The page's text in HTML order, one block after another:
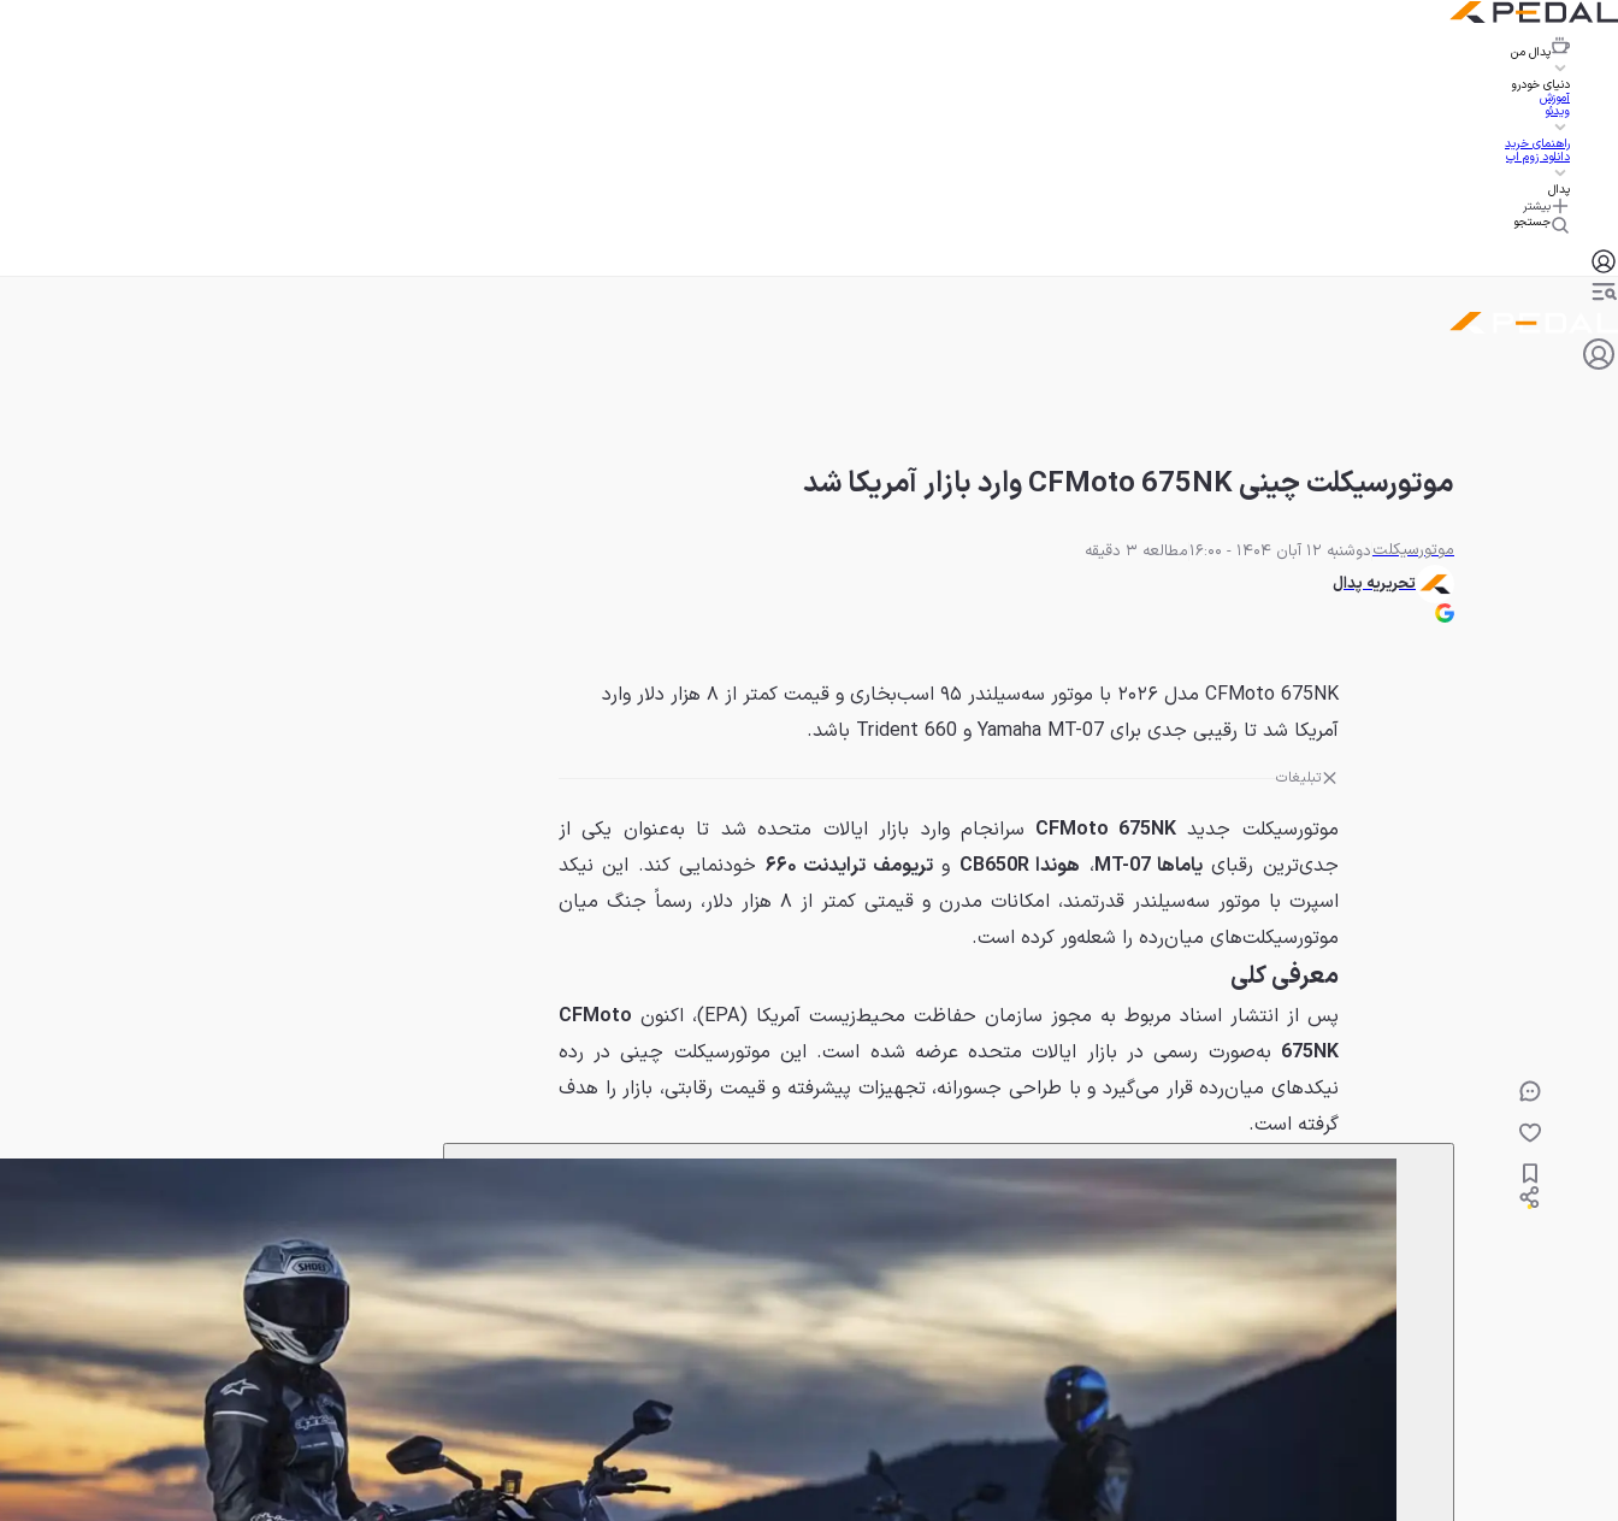
پدال من
دنیای خودرو
آموزش
ویدئو
راهنمای خرید
دانلود زوم اپ
پدال
بیشتر
جستجو
موتورسیکلت چینی CFMoto 675NK وارد بازار آمریکا شد
موتورسیکلتدوشنبه 12 آبان 1404 - 16:00
مطالعه 3 دقیقه
تحریریه پدال
CFMoto 675NK مدل ۲۰۲۶ با موتور سه‌سیلندر ۹۵ اسب‌بخاری و قیمت کمتر از ۸ هزار دلار وارد
آمریکا شد تا رقیبی جدی برای Yamaha MT-07 و Trident 660 باشد.
تبلیغات
موتورسیکلت جدیدCFMoto 675NK سرانجام وارد بازار ایالات متحده شد تا به‌عنوان یکی از
جدی‌ترین رقباییاماها MT-07 ، هوندا CB650R وتریومف ترایدنت ۶۶۰
خودنمایی کند. این نیکد
اسپرت با موتور سه‌سیلندر قدرتمند، امکانات مدرن و قیمتی کمتر از ۸ هزار دلار، رسماً جنگ میان
موتورسیکلت‌های میان‌رده را شعله‌ور کرده است.
معرفی کلی
پس از انتشار اسناد مربوط به مجوز سازمان حفاظت محیط‌زیست آمریکا (EPA)، اکنون
CFMoto
675NK به‌صورت رسمی در بازار ایالات متحده عرضه شده است. این موتورسیکلت چینی در رده
نیکدهای میان‌رده قرار می‌گیرد و با طراحی جسورانه، تجهیزات پیشرفته و قیمت رقابتی، بازار را هدف
گرفته است.